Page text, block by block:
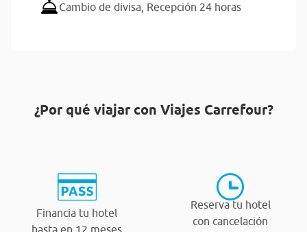
Cambio de divisa, Recepción 24 horas
¿Por qué viajar con Viajes Carrefour?
Financia tu hotel
hasta en 12 meses
Reserva tu hotel
con cancelación